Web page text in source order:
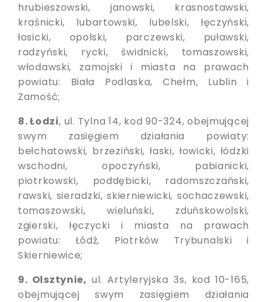
hrubieszowski, janowski, krasnostawski,
kraśnicki, lubartowski, lubelski, łęczyński,
łosicki, opolski, parczewski, puławski,
radzyński, rycki, świdnicki, tomaszowski,
włodawski, zamojski i miasta na prawach
powiatu: Biała Podlaska, Chełm, Lublin i
Zamość;
8. Łodzi, ul. Tylna 14, kod 90-324, obejmującej
swym zasięgiem działania powiaty:
bełchatowski, brzeziński, łaski, łowicki, łódzki
wschodni, opoczyński, pabianicki,
piotrkowski, poddębicki, radomszczański,
rawski, sieradzki, skierniewicki, sochaczewski,
tomaszowski, wieluński, zduńskowolski,
zgierski, łęczycki i miasta na prawach
powiatu: Łódź, Piotrków Trybunalski i
Skierniewice;
9. Olsztynie, ul. Artyleryjska 3s, kod 10-165,
obejmującej swym zasięgiem działania